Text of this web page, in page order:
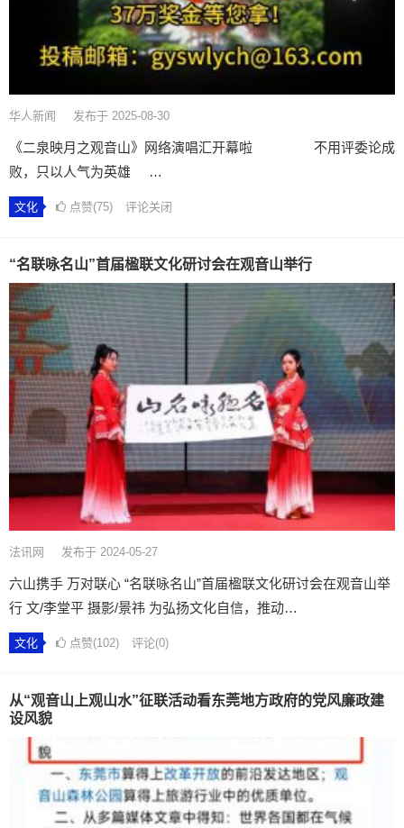
华人新闻 发布于 2025-08-30
《二泉映月之观音山》网络演唱汇开幕啦 不用评委论成
败，只以人气为英雄 …
文化 点赞(75) 评论关闭
“名联咏名山”首届楹联文化研讨会在观音山举行
法讯网 发布于 2024-05-27
六山携手 万对联心 “名联咏名山”首届楹联文化研讨会在观音山举
行 文/李堂平 摄影/景祎 为弘扬文化自信，推动…
文化 点赞(102) 评论(0)
从“观音山上观山水”征联活动看东莞地方政府的党风廉政建
设风貌